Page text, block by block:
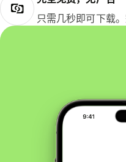
只需几秒即可下载